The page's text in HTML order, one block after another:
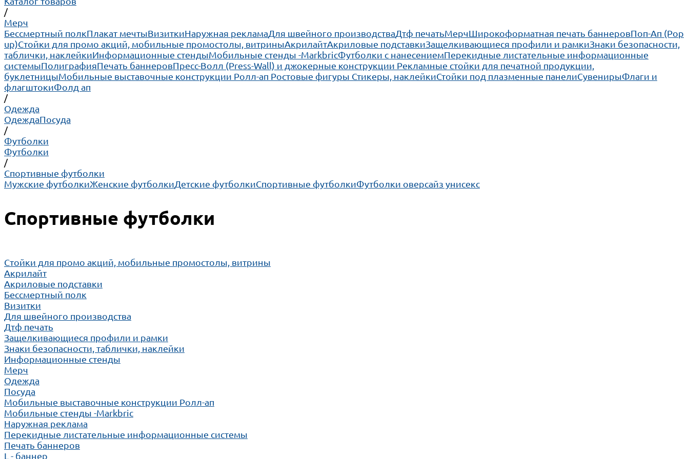
/
Мерч
Бессмертный полкПлакат мечтыВизиткиНаружная рекламаДля швейного производстваДтф печатьМерчШирокоформатная печать баннеровПоп-Ап (Pop
up)Cтойки для промо акций, мобильные промостолы, витриныАкрилайтАкриловые подставкиЗащелкивающиеся профили и рамкиЗнаки безопасности,
таблички, наклейкиИнформационные стендыМобильные стенды -MarkbricФутболки с нанесениемПерекидные листательные информационные
системыПолиграфияПечать баннеровПресс-Волл (Press-Wall) и джокерные конструкции Рекламные стойки для печатной продукции,
буклетницыМобильные выставочные конструкции Ролл-ап Ростовые фигуры Стикеры, наклейкиСтойки под плазменные панелиСувенирыФлаги и
флагштокиФолд ап
/
Одежда
ОдеждаПосуда
/
Футболки
Футболки
/
Спортивные футболки
Мужские футболкиЖенские футболкиДетские футболкиСпортивные футболкиФутболки оверсайз унисекс
Спортивные футболки
Cтойки для промо акций, мобильные промостолы, витрины
Акрилайт
Акриловые подставки
Бессмертный полк
Визитки
Для швейного производства
Дтф печать
Защелкивающиеся профили и рамки
Знаки безопасности, таблички, наклейки
Информационные стенды
Мерч
Одежда
Посуда
Мобильные выставочные конструкции Ролл-ап
Мобильные стенды -Markbric
Наружная реклама
Перекидные листательные информационные системы
Печать баннеров
L - баннер